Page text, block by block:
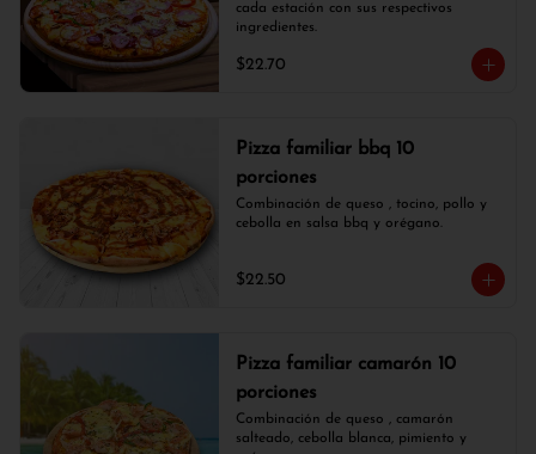
cada estación con sus respectivos
ingredientes.
$22.70
Pizza familiar bbq 10
porciones
Combinación de queso , tocino, pollo y
cebolla en salsa bbq y orégano.
$22.50
Pizza familiar camarón 10
porciones
Combinación de queso , camarón
salteado, cebolla blanca, pimiento y